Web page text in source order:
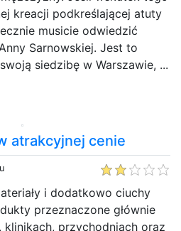
kreacji podkreślającej atuty
musicie odwiedzić
Sarnowskiej. Jest to
siedzibę w Warszawie, ...
atrakcyjnej cenie
i dodatkowo ciuchy
przeznaczone głównie
przychodniach oraz